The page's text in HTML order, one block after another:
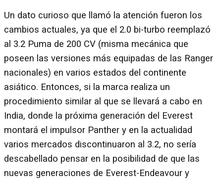
Un dato curioso que llamó la atención fueron los
cambios actuales, ya que el 2.0 bi-turbo reemplazó
al 3.2 Puma de 200 CV (misma mecánica que
poseen las versiones más equipadas de las Ranger
nacionales) en varios estados del continente
asiático. Entonces, si la marca realiza un
procedimiento similar al que se llevará a cabo en
India, donde la próxima generación del Everest
montará el impulsor Panther y en la actualidad
varios mercados discontinuaron al 3.2, no sería
descabellado pensar en la posibilidad de que las
nuevas generaciones de Everest-Endeavour y